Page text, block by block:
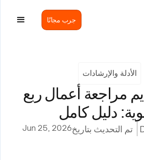
جرب مجانًا
الأدلة والإرشادات
مراجعة أعمال ربع
دليل كامل
تم التحديث بتاريخJun 25, 2026